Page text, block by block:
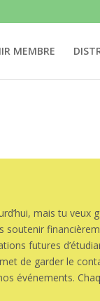
MEMBRE
mais tu
soutenir
futures
de garder le
événements.